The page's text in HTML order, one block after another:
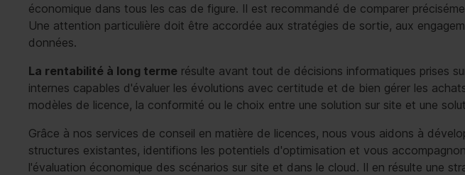
économique dans tous les cas de figure. Il est recommandé de comparer
Une attention particulière doit être accordée aux stratégies de sortie, aux
données.
La rentabilité à long terme résulte avant tout de décisions informatiques prises
internes capables d'évaluer les évolutions avec certitude et de bien gérer les
modèles de licence, la conformité ou le choix entre une solution sur site et une
Grâce à nos services de conseil en matière de licences, nous vous aidons à
structures existantes, identifions les potentiels d'optimisation et vous
l'évaluation économique des scénarios sur site et dans le cloud. Il en résulte une